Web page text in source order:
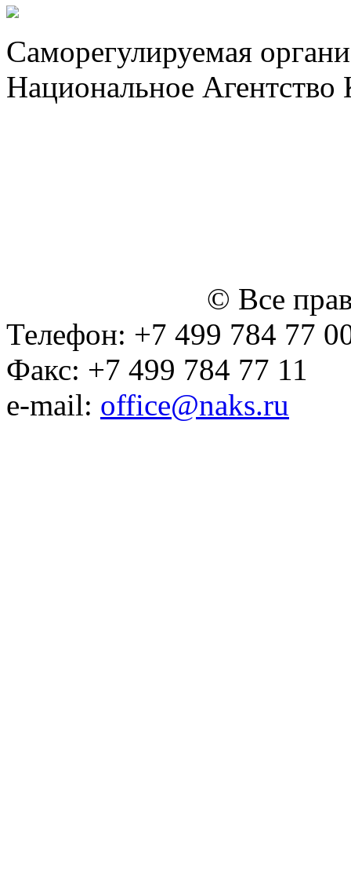
Саморегулируемая
Национальное Агентство
© Все
Телефон: +7 499 784 77
Факс: +7 499 784 77 11
e-mail: office@naks.ru